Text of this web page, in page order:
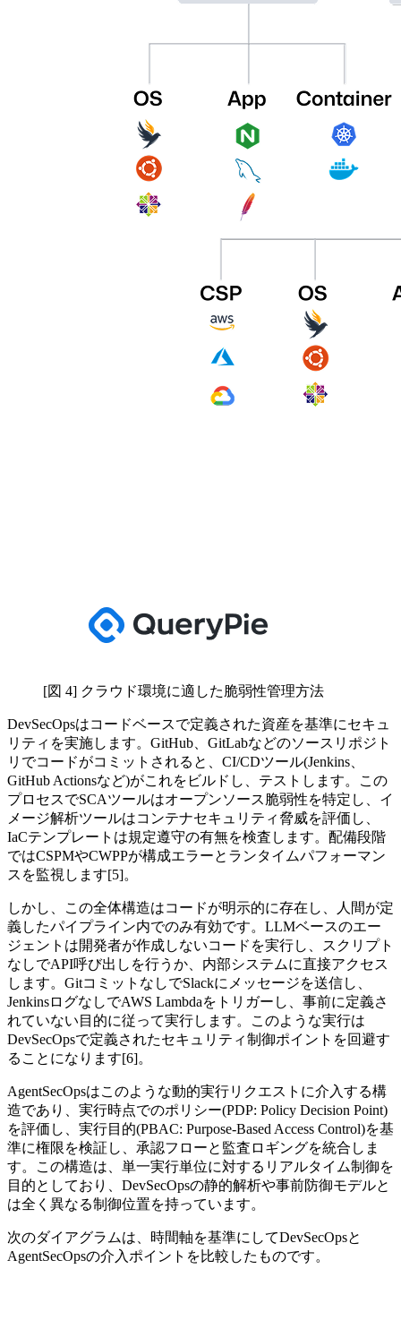
[図 4] クラウド環境に適した脆弱性管理方法
DevSecOpsはコードベースで定義された資産を基準にセキュ
リティを実施します。GitHub、GitLabなどのソースリポジト
リでコードがコミットされると、CI/CDツール(Jenkins、
GitHub Actionsなど)がこれをビルドし、テストします。この
プロセスでSCAツールはオープンソース脆弱性を特定し、イ
メージ解析ツールはコンテナセキュリティ脅威を評価し、
IaCテンプレートは規定遵守の有無を検査します。配備段階
ではCSPMやCWPPが構成エラーとランタイムパフォーマン
スを監視します[5]。
しかし、この全体構造はコードが明示的に存在し、人間が定
義したパイプライン内でのみ有効です。LLMベースのエー
ジェントは開発者が作成しないコードを実行し、スクリプト
なしでAPI呼び出しを行うか、内部システムに直接アクセス
します。GitコミットなしでSlackにメッセージを送信し、
JenkinsログなしでAWS Lambdaをトリガーし、事前に定義さ
れていない目的に従って実行します。このような実行は
DevSecOpsで定義されたセキュリティ制御ポイントを回避す
ることになります[6]。
AgentSecOpsはこのような動的実行リクエストに介入する構
造であり、実行時点でのポリシー(PDP: Policy Decision Point)
を評価し、実行目的(PBAC: Purpose-Based Access Control)を基
準に権限を検証し、承認フローと監査ロギングを統合しま
す。この構造は、単一実行単位に対するリアルタイム制御を
目的としており、DevSecOpsの静的解析や事前防御モデルと
は全く異なる制御位置を持っています。
次のダイアグラムは、時間軸を基準にしてDevSecOpsと
AgentSecOpsの介入ポイントを比較したものです。